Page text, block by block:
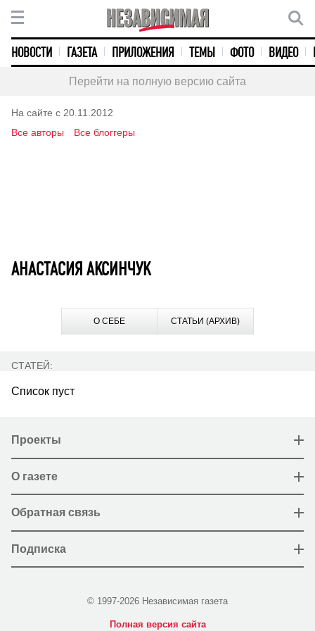
НОВОСТИ ГАЗЕТА ПРИЛОЖЕНИЯ ТЕМЫ ФОТО ВИДЕО
Перейти на полную версию сайта
На сайте с 20.11.2012
Все авторы
Все блоггеры
АНАСТАСИЯ АКСИНЧУК
О СЕБЕ СТАТЬИ (АРХИВ)
СТАТЕЙ:
Список пуст
Проекты
О газете
Обратная связь
Подписка
© 1997-2026 Независимая газета
Полная версия сайта